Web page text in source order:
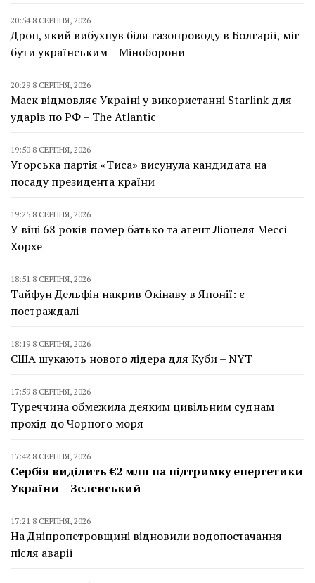
20:54 8 СЕРПНЯ, 2026
Дрон, який вибухнув біля газопроводу в Болгарії, міг
бути українським – Міноборони
20:29 8 СЕРПНЯ, 2026
Маск відмовляє Україні у використанні Starlink для
ударів по РФ – The Atlantic
19:50 8 СЕРПНЯ, 2026
Угорська партія «Тиса» висунула кандидата на
посаду президента країни
19:25 8 СЕРПНЯ, 2026
У віці 68 років помер батько та агент Ліонеля Мессі
Хорхе
18:51 8 СЕРПНЯ, 2026
Тайфун Дельфін накрив Окінаву в Японії: є
постраждалі
18:19 8 СЕРПНЯ, 2026
США шукають нового лідера для Куби – NYT
17:59 8 СЕРПНЯ, 2026
Туреччина обмежила деяким цивільним суднам
прохід до Чорного моря
17:42 8 СЕРПНЯ, 2026
Сербія виділить €2 млн на підтримку енергетики
України – Зеленський
17:21 8 СЕРПНЯ, 2026
На Дніпропетровщині відновили водопостачання
після аварії